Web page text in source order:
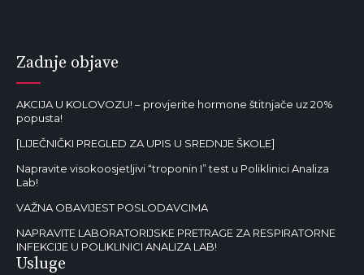
Zadnje objave
AKCIJA U KOLOVOZU! – provjerite hormone štitnjače uz 20%
popusta!
[LIJEČNIČKI PREGLED ZA UPIS U SREDNJE ŠKOLE]
Napravite visokoosjetljivi “troponin I” test u Poliklinici Analiza
Lab!
VAŽNA OBAVIJEST POSLODAVCIMA
NAPRAVITE LABORATORIJSKE PRETRAGE ZA RESPIRATORNE
INFEKCIJE U POLIKLINICI ANALIZA LAB!
Usluge